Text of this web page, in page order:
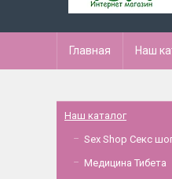
Главная Наш
Наш каталог
Sex Shop Секс
Медицина Тибета